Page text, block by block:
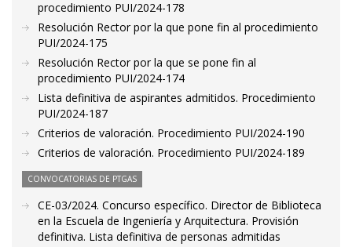
procedimiento PUI/2024-178
Resolución Rector por la que pone fin al procedimiento
PUI/2024-175
Resolución Rector por la que se pone fin al
procedimiento PUI/2024-174
Lista definitiva de aspirantes admitidos. Procedimiento
PUI/2024-187
Criterios de valoración. Procedimiento PUI/2024-190
Criterios de valoración. Procedimiento PUI/2024-189
CONVOCATORIAS DE PTGAS
CE-03/2024. Concurso específico. Director de Biblioteca
en la Escuela de Ingeniería y Arquitectura. Provisión
definitiva. Lista definitiva de personas admitidas